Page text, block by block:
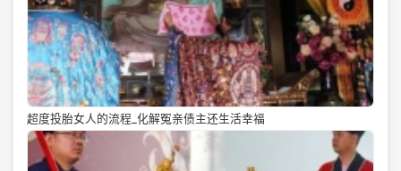
超度投胎女人的流程_化解冤亲债主还生活幸福